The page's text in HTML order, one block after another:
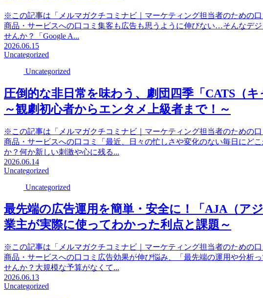
※この記事は「メルマガクチコミナビ｜マーケティング担当者のための
商品・サービスへの口コミ集客も広告も思うように伸びない…そんなデ
せんか？「Google A...
2026.06.15
Uncategorized
Uncategorized
圧倒的な非日常を味わう、劇団四季「CATS（
～観劇初心者からエンタメ上級者まで！～
※この記事は「メルマガクチコミナビ｜マーケティング担当者のための
商品・サービスへの口コミ「最近、日々の忙しさや変化のない毎日にど
か？何か新しい刺激や心に残る...
2026.06.14
Uncategorized
Uncategorized
最先端の広告運用を簡単・安全に！「AJA（ア
業主が実際に使ってわかった利点と課題～
※この記事は「メルマガクチコミナビ｜マーケティング担当者のための
商品・サービスへの口コミ広告効果が伸び悩み、「最先端の運用や分析
せんか？大規模な予算がなくて...
2026.06.13
Uncategorized